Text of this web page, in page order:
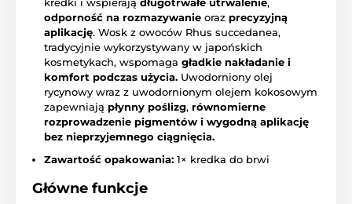
odporność na rozmazywanie oraz precyzyjną
aplikację. Wosk z owoców Rhus succedanea,
tradycyjnie wykorzystywany w japońskich
kosmetykach, wspomaga gładkie nakładanie i
komfort podczas użycia. Uwodorniony olej
rycynowy wraz z uwodornionym olejem kokosowym
zapewniają płynny poślizg, równomierne
rozprowadzenie pigmentów i wygodną aplikację
bez nieprzyjemnego ciągnięcia.
Zawartość opakowania: 1× kredka do brwi
Główne funkcje